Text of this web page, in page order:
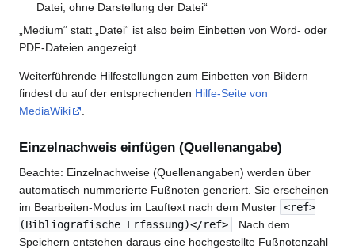
Datei, ohne Darstellung der Datei“
„Medium“ statt „Datei“ ist also beim Einbetten von Word- oder
PDF-Dateien angezeigt.
Weiterführende Hilfestellungen zum Einbetten von Bildern
findest du auf der entsprechenden Hilfe-Seite von
MediaWiki
.
Einzelnachweis einfügen (Quellenangabe)
Beachte: Einzelnachweise (Quellenangaben) werden über
automatisch nummerierte Fußnoten generiert. Sie erscheinen
im Bearbeiten-Modus im Lauftext nach dem Muster <ref>
(Bibliografische Erfassung)</ref>
. Nach dem
Speichern entstehen daraus eine hochgestellte Fußnotenzahl